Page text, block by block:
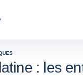
- Page d'accueil Groupe
: les